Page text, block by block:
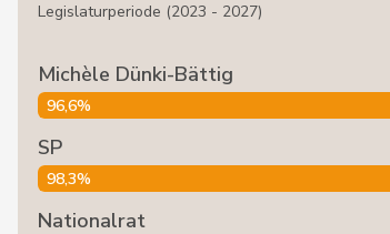
Legislaturperiode (2023 - 2027)
Michèle Dünki-Bättig
96,6%
SP
98,3%
Nationalrat